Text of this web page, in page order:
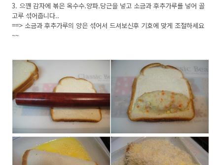
3. 으깬 감자에 볶은 옥수수.양파.당근을 넣고 소금과 후추가루를 넣어 골
고루 섞어줍니다..
==> 소금과 후추가루의 양은 섞어서 드셔보신후 기호에 맞게 조절하세요
~~